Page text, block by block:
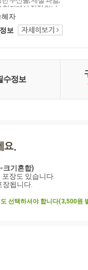
현지에서 직접 하나
선별 포장해 보내
다. 청정제주의 깨끗
거리 많이 드시고 건
혜자
보
수정보
크기혼합)
장도 있습니다.
됩니다.
선택하셔야 합니다(3,500원